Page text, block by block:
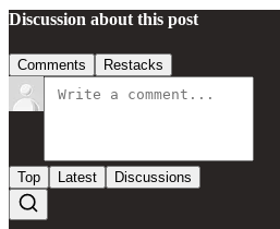
Discussion about this post
Comments Restacks
Top Latest Discussions